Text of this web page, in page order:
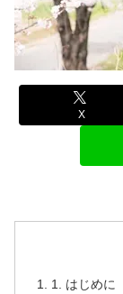
X
1. はじめに